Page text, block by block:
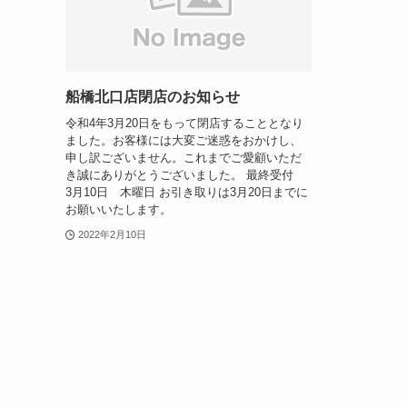
船橋北口店閉店のお知らせ
令和4年3月20日をもって閉店することとなり
ました。お客様には大変ご迷惑をおかけし、
申し訳ございません。これまでご愛顧いただ
き誠にありがとうございました。 最終受付
3月10日 木曜日 お引き取りは3月20日までに
お願いいたします。
2022年2月10日